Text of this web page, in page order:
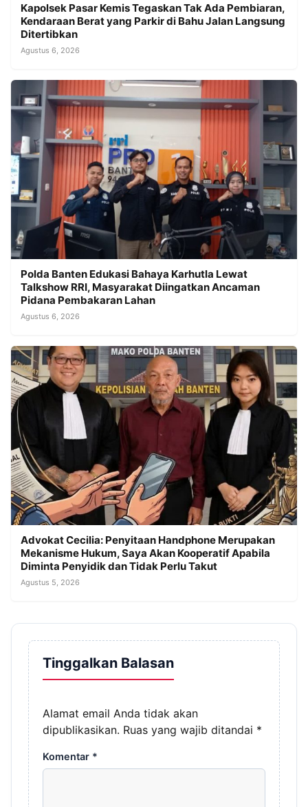
Kapolsek Pasar Kemis Tegaskan Tak Ada Pembiaran,
Kendaraan Berat yang Parkir di Bahu Jalan Langsung
Ditertibkan
Agustus 6, 2026
Polda Banten Edukasi Bahaya Karhutla Lewat
Talkshow RRI, Masyarakat Diingatkan Ancaman
Pidana Pembakaran Lahan
Agustus 6, 2026
Advokat Cecilia: Penyitaan Handphone Merupakan
Mekanisme Hukum, Saya Akan Kooperatif Apabila
Diminta Penyidik dan Tidak Perlu Takut
Agustus 5, 2026
Tinggalkan Balasan
Alamat email Anda tidak akan
dipublikasikan. Ruas yang wajib ditandai *
Komentar *